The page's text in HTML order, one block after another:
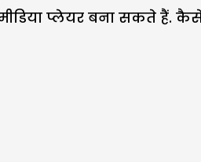
प्लेयर बना सकते हैं.